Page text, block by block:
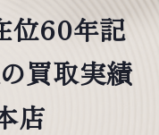
位60年記
買取実績
店